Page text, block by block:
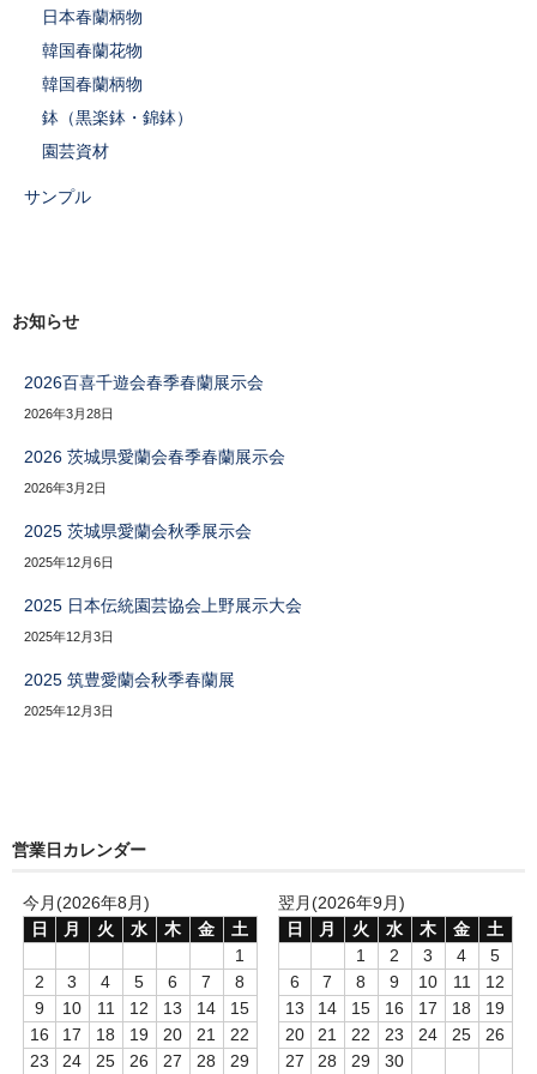
日本春蘭柄物
韓国春蘭花物
韓国春蘭柄物
鉢（黒楽鉢・錦鉢）
園芸資材
サンプル
お知らせ
2026百喜千遊会春季春蘭展示会
2026年3月28日
2026 茨城県愛蘭会春季春蘭展示会
2026年3月2日
2025 茨城県愛蘭会秋季展示会
2025年12月6日
2025 日本伝統園芸協会上野展示大会
2025年12月3日
2025 筑豊愛蘭会秋季春蘭展
2025年12月3日
営業日カレンダー
今月(2026年8月)
日
月 火 水 木 金
土
1
2
3 4 5 6 7
8
9
10 11 12 13 14
15
16
17 18 19 20 21
22
23
24 25 26 27 28 29
翌月(2026年9月)
日
月 火 水 木 金
土
1
2 3 4
5
6
7 8 9 10 11
12
13
14 15 16 17 18
19
20
21 22 23 24 25
26
27
28 29 30